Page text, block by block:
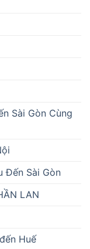
Sài Gòn Cùng
Đến Sài Gòn
LAN
Huế